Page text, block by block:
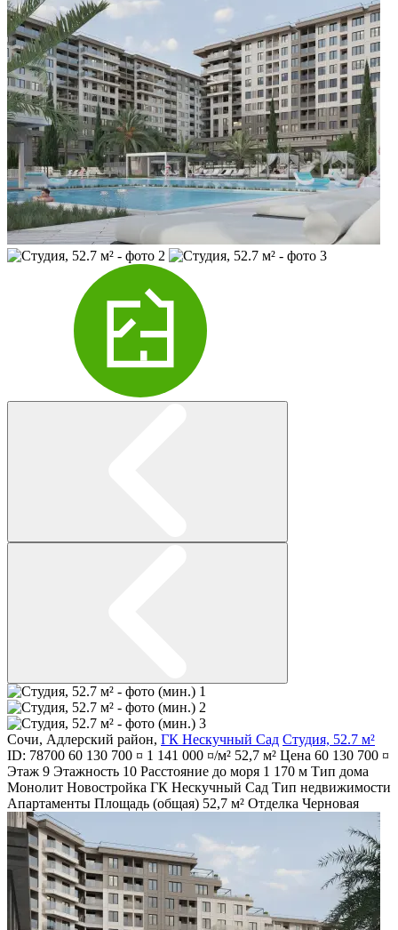
Сочи, Адлерский район, ГК Нескучный Сад Студия, 52.7 м²
ID: 78700 60 130 700 ¤ 1 141 000 ¤/м² 52,7 м² Цена 60 130 700 ¤
Этаж 9 Этажность 10 Расстояние до моря 1 170 м Тип дома
Монолит Новостройка ГК Нескучный Сад Тип недвижимости
Апартаменты Площадь (общая) 52,7 м² Отделка Черновая